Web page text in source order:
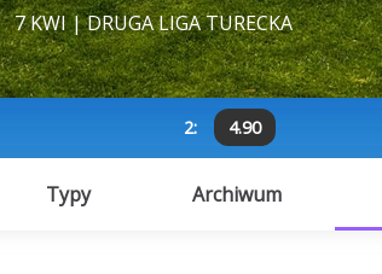
7 KWI | DRUGA LIGA TURECKA
2: 4.90
Typy Archiwum